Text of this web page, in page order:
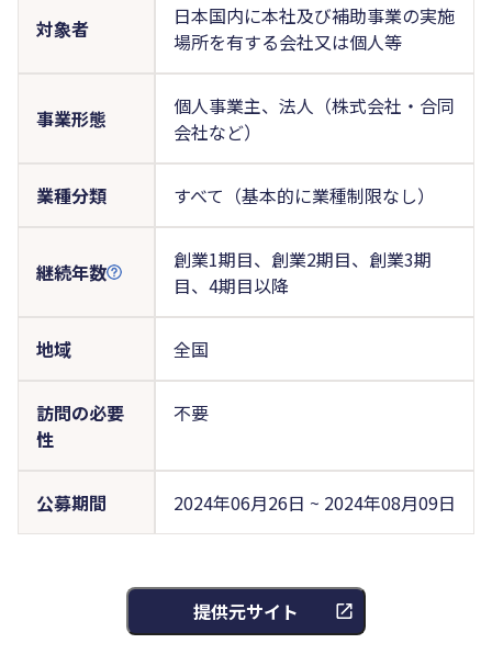
対象者
日本国内に本社及び補助事業の実施
場所を有する会社又は個人等
事業形態
個人事業主、法人（株式会社・合同
会社など）
業種分類 すべて（基本的に業種制限なし）
継続年数
創業1期目、創業2期目、創業3期
目、4期目以降
地域 全国
訪問の必要
性
不要
公募期間 2024年06月26日 ~ 2024年08月09日
提供元サイト